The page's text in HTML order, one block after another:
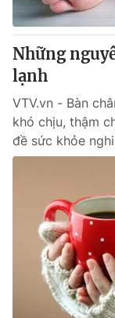
Câu chuyện quốc
Thị trường
Góc doanh
Dữ liệu và đời
Truyền hình
Phim VTV
Hậu trường
Nhân vật
Giải sao mai
Giải trí
Điện ảnh
Đời sống
Làm đẹp
Chất lượng cuộc
Tuyển sinh
Học trực tuyến
Công nghệ
Hitech Công
Sản phẩm
Giao lưu trực
Những
lạnh
VTV.vn - Bàn
khó chịu, thậm
đề sức khỏe